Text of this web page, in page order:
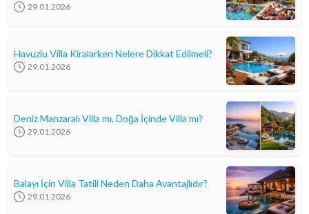
29.01.2026
Havuzlu Villa Kiralarken Nelere Dikkat Edilmeli?
29.01.2026
Deniz Manzaralı Villa mı, Doğa İçinde Villa mı?
29.01.2026
Balayı İçin Villa Tatili Neden Daha Avantajlıdır?
29.01.2026